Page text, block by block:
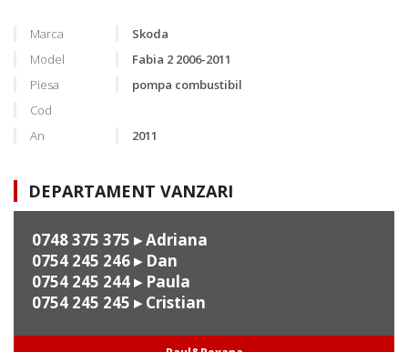
Marca
Skoda
Model
Fabia 2 2006-2011
Piesa
pompa combustibil
Cod
An
2011
DEPARTAMENT VANZARI
0748 375 375 ▸ Adriana
0754 245 246▸ Dan
0754 245 244▸ Paula
0754 245 245 ▸ Cristian